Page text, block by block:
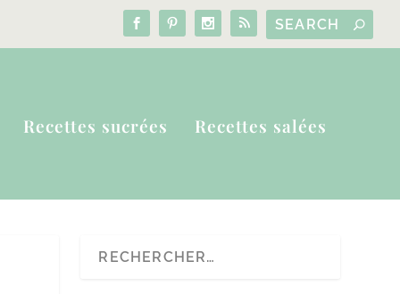
Recettes sucrées Recettes salées